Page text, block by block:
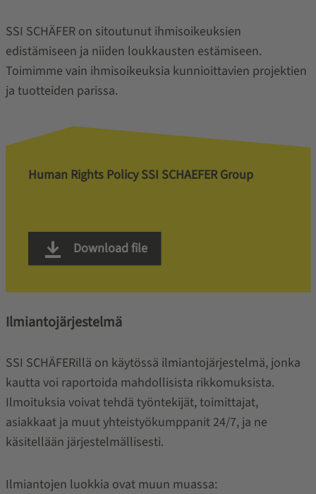
SSI SCHÄFER on sitoutunut ihmisoikeuksien
edistämiseen ja niiden loukkausten estämiseen.
Toimimme vain ihmisoikeuksia kunnioittavien projektien
ja tuotteiden parissa.
Human Rights Policy SSI SCHAEFER Group
Download file
Ilmiantojärjestelmä
SSI SCHÄFERillä on käytössä ilmiantojärjestelmä, jonka
kautta voi raportoida mahdollisista rikkomuksista.
Ilmoituksia voivat tehdä työntekijät, toimittajat,
asiakkaat ja muut yhteistyökumppanit 24/7, ja ne
käsitellään järjestelmällisesti.
Ilmiantojen luokkia ovat muun muassa: